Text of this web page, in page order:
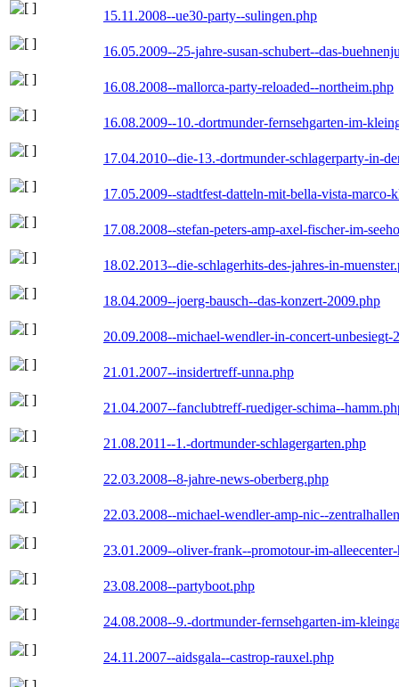
15.11.2008--ue30-party--sulingen.php
16.05.2009--25-jahre-susan-schubert--das-
16.08.2008--mallorca-party-reloaded--northeim.php
16.08.2009--10.-dortmunder-fernsehgarten-im-
17.04.2010--die-13.-dortmunder-schlagerparty-in-
17.05.2009--stadtfest-datteln-mit-bella-vista-marco-
17.08.2008--stefan-peters-amp-axel-fischer-im-
18.02.2013--die-schlagerhits-des-jahres-in-
18.04.2009--joerg-bausch--das-konzert-2009.php
20.09.2008--michael-wendler-in-concert-unbesiegt-
21.01.2007--insidertreff-unna.php
21.04.2007--fanclubtreff-ruediger-schima--
21.08.2011--1.-dortmunder-schlagergarten.php
22.03.2008--8-jahre-news-oberberg.php
22.03.2008--michael-wendler-amp-nic--
23.01.2009--oliver-frank--promotour-im-
23.08.2008--partyboot.php
24.08.2008--9.-dortmunder-fernsehgarten-im-
24.11.2007--aidsgala--castrop-rauxel.php